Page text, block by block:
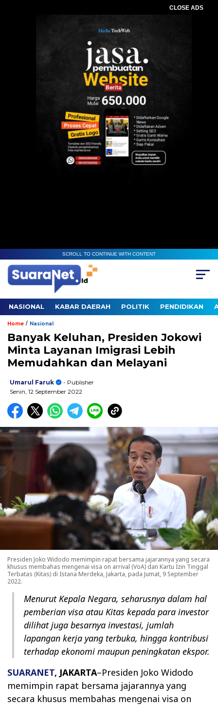
CLOSE ADS
SCROLL TO CONTINUE WITH CONTENT
NASIONAL KABAR DAERAH POLITIK PENDIDIKAN
Home / Nasional
Banyak Keluhan, Presiden Jokowi
Minta Layanan Imigrasi Lebih
Memudahkan dan Melayani
Umarul Faruk
- Publisher
Senin, 12 September 2022
Presiden Joko Widodo memimpin rapat bersama jajarannya yang secara
khusus membahas mengenai visa on arrival (VoA) dan Kartu Izin Tinggal
Terbatas (Kitas) di Istana Merdeka, Jakarta, pada Jumat, 9 September
2022.
Menurut Kepala Negara, seharusnya dalam hal
pemberian visa atau Kitas kepada para investor
dilihat juga besarnya investasi, jumlah
lapangan kerja yang terbuka, hingga kontribusi
terhadap ekonomi maupun peningkatan ekspor.
SUARANET, JAKARTA–Presiden Joko Widodo
memimpin rapat bersama jajarannya yang
secara khusus membahas mengenai visa on